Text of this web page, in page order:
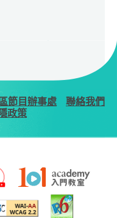
節目辦事處
聯絡我們
政策